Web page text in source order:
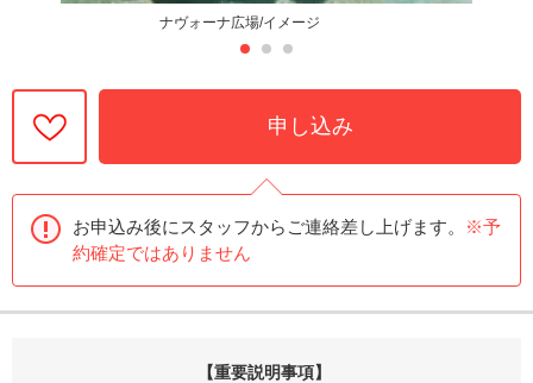
ナヴォーナ広場/イメージ
申し込み
お申込み後にスタッフからご連絡差し上げます。
※予
約確定ではありません
【重要説明事項】